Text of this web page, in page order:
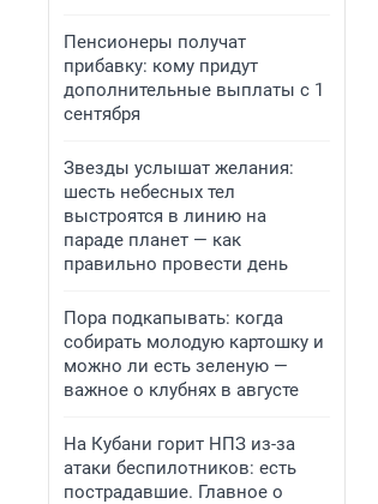
Пенсионеры получат
прибавку: кому придут
дополнительные выплаты с 1
сентября
Звезды услышат желания:
шесть небесных тел
выстроятся в линию на
параде планет — как
правильно провести день
Пора подкапывать: когда
собирать молодую картошку и
можно ли есть зеленую —
важное о клубнях в августе
На Кубани горит НПЗ из-за
атаки беспилотников: есть
пострадавшие. Главное о